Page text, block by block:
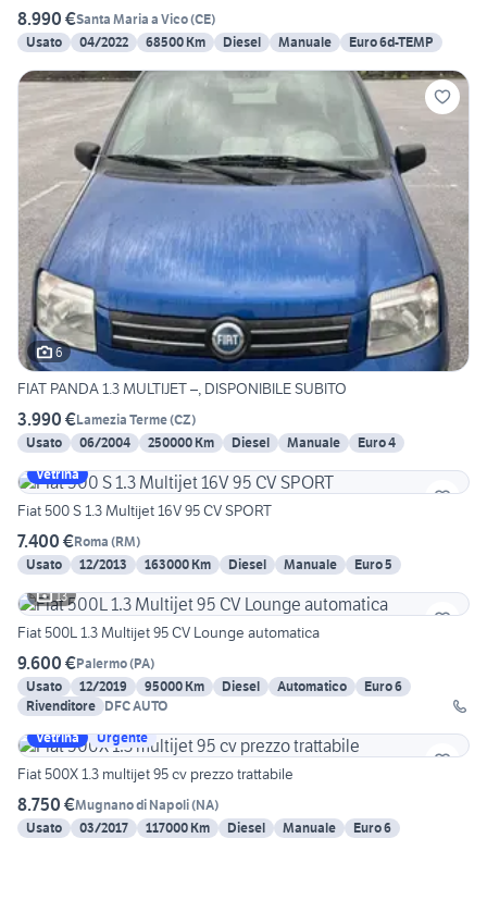
8.990 €Santa Maria a Vico(CE)
Usato
04/2022 68500 Km Diesel Manuale Euro 6d-TEMP
6
FIAT PANDA 1.3 MULTIJET –, DISPONIBILE SUBITO
3.990 €Lamezia Terme(CZ)
Usato
06/2004 250000 Km Diesel Manuale
Euro 4
Vetrina
Fiat 500 S 1.3 Multijet 16V 95 CV SPORT
7.400 €Roma (RM)
Usato
12/2013 163000 Km Diesel Manuale
Euro 5
13
Fiat 500L 1.3 Multijet 95 CV Lounge automatica
9.600 €Palermo(PA)
Usato
12/2019 95000 Km Diesel Automatico
Euro 6
Rivenditore DFC AUTO
Vetrina
Urgente
Fiat 500X 1.3 multijet 95 cv prezzo trattabile
8.750 €Mugnano di Napoli(NA)
Usato
03/2017 117000 Km Diesel Manuale Euro 6